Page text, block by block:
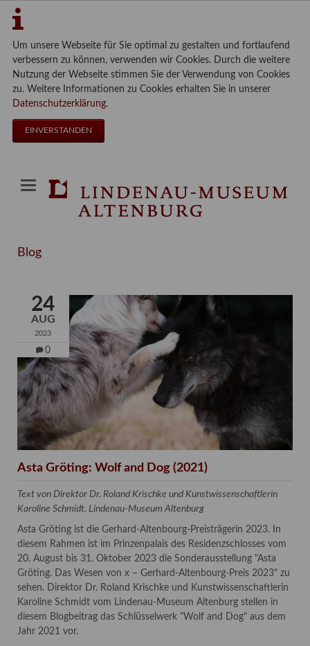
Um unsere Webseite für Sie optimal zu gestalten und fortlaufend
verbessern zu können, verwenden wir Cookies. Durch die weitere
Nutzung der Webseite stimmen Sie der Verwendung von Cookies
zu. Weitere Informationen zu Cookies erhalten Sie in unserer
Datenschutzerklärung.
EINVERSTANDEN
Blog
24
AUG
2023
0
Asta Gröting: Wolf and Dog (2021)
Text von Direktor Dr. Roland Krischke und Kunstwissenschaftlerin
Karoline Schmidt, Lindenau-Museum Altenburg
Asta Gröting ist die Gerhard-Altenbourg-Preisträgerin 2023. In
diesem Rahmen ist im Prinzenpalais des Residenzschlosses vom
20. August bis 31. Oktober 2023 die Sonderausstellung "Asta
Gröting. Das Wesen von x – Gerhard-Altenbourg-Preis 2023" zu
sehen. Direktor Dr. Roland Krischke und Kunstwissenschaftlerin
Karoline Schmidt vom Lindenau-Museum Altenburg stellen in
diesem Blogbeitrag das Schlüsselwerk "Wolf and Dog" aus dem
Jahr 2021 vor.